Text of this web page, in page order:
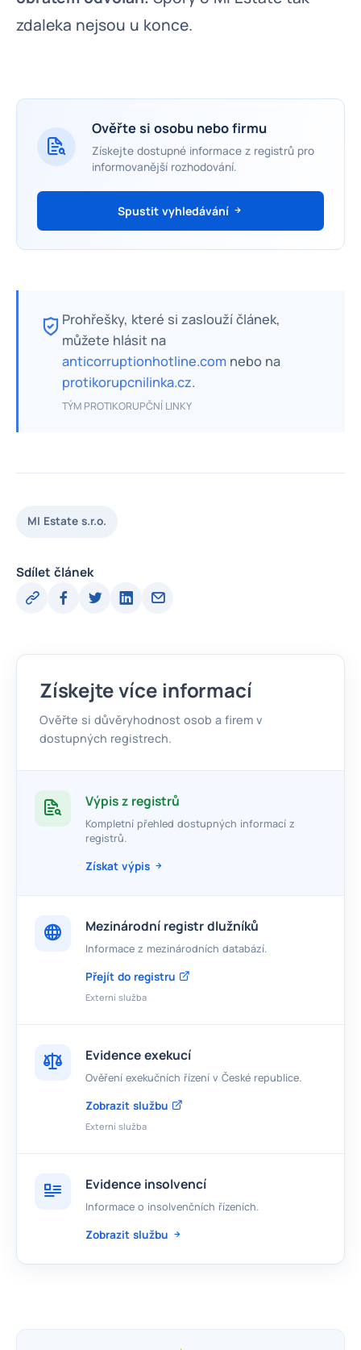
zdaleka nejsou u konce.
Ověřte si osobu nebo firmu
Získejte dostupné informace z registrů pro
informovanější rozhodování.
Spustit vyhledávání
Prohřešky, které si zaslouží článek,
můžete hlásit na
anticorruptionhotline.com nebo na
protikorupcnilinka.cz.
TÝM PROTIKORUPČNÍ LINKY
MI Estate s.r.o.
Sdílet článek
Získejte více informací
Ověřte si důvěryhodnost osob a firem v
dostupných registrech.
Výpis z registrů
Kompletní přehled dostupných informací z
registrů.
Získat výpis
Mezinárodní registr dlužníků
Informace z mezinárodních databází.
Přejít do registru
Externí služba
Evidence exekucí
Ověření exekučních řízení v České republice.
Zobrazit službu
Externí služba
Evidence insolvencí
Informace o insolvenčních řízeních.
Zobrazit službu